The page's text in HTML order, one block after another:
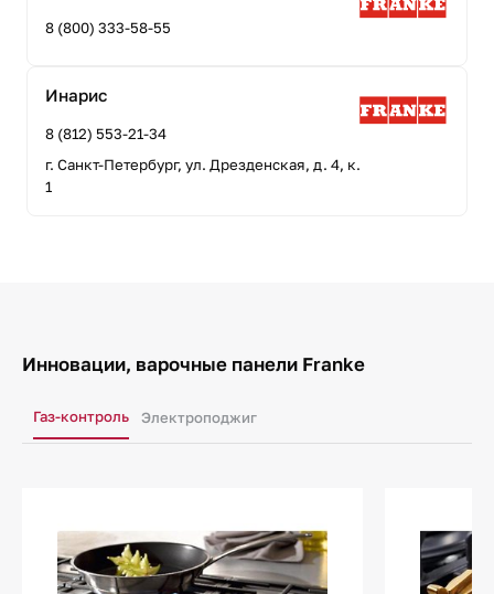
8 (800) 333-58-55
Инарис
8 (812) 553-21-34
г. Санкт-Петербург, ул. Дрезденская, д. 4, к.
1
Инновации, варочные панели Franke
Газ-контроль Электроподжиг